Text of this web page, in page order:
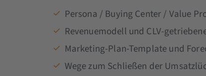
Persona / Buying Center / Value
Revenuemodell und CLV-
Marketing-Plan-Template und
Wege zum Schließen der